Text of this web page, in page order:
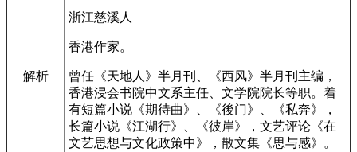
解析
浙江慈溪人
香港作家。
曾任《天地人》半月刊、《西风》半月刊主编，
香港浸会书院中文系主任、文学院院长等职。着
有短篇小说《期待曲》、《後门》、《私奔》，
长篇小说《江湖行》、《彼岸》，文艺评论《在
文艺思想与文化政策中》，散文集《思与感》。